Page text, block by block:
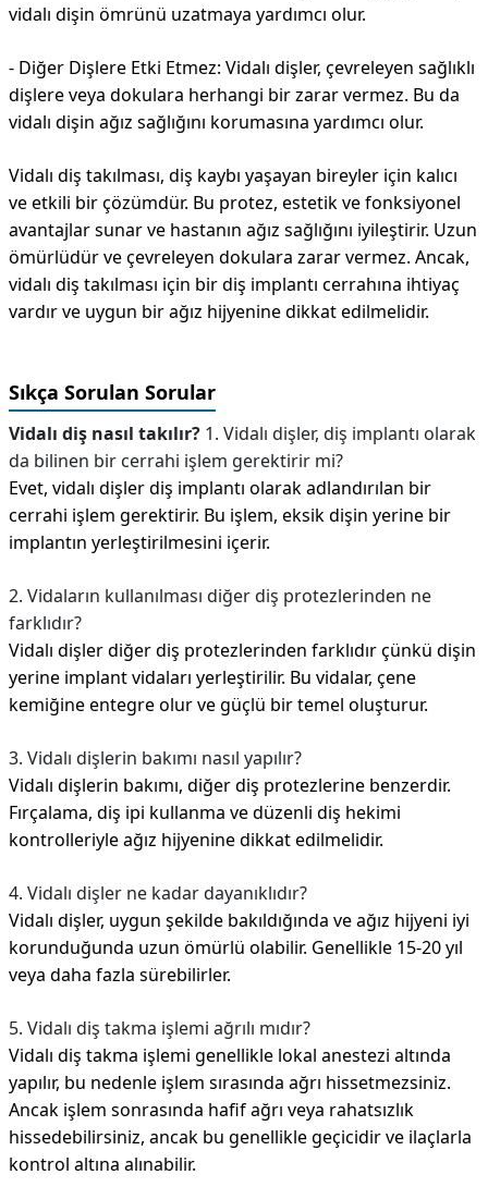
vidalı dişin ömrünü uzatmaya yardımcı olur.
- Diğer Dişlere Etki Etmez: Vidalı dişler, çevreleyen sağlıklı
dişlere veya dokulara herhangi bir zarar vermez. Bu da
vidalı dişin ağız sağlığını korumasına yardımcı olur.
Vidalı diş takılması, diş kaybı yaşayan bireyler için kalıcı
ve etkili bir çözümdür. Bu protez, estetik ve fonksiyonel
avantajlar sunar ve hastanın ağız sağlığını iyileştirir. Uzun
ömürlüdür ve çevreleyen dokulara zarar vermez. Ancak,
vidalı diş takılması için bir diş implantı cerrahına ihtiyaç
vardır ve uygun bir ağız hijyenine dikkat edilmelidir.
Sıkça Sorulan Sorular
Vidalı diş nasıl takılır? 1. Vidalı dişler, diş implantı olarak
da bilinen bir cerrahi işlem gerektirir mi?
Evet, vidalı dişler diş implantı olarak adlandırılan bir
cerrahi işlem gerektirir. Bu işlem, eksik dişin yerine bir
implantın yerleştirilmesini içerir.
2. Vidaların kullanılması diğer diş protezlerinden ne
farklıdır?
Vidalı dişler diğer diş protezlerinden farklıdır çünkü dişin
yerine implant vidaları yerleştirilir. Bu vidalar, çene
kemiğine entegre olur ve güçlü bir temel oluşturur.
3. Vidalı dişlerin bakımı nasıl yapılır?
Vidalı dişlerin bakımı, diğer diş protezlerine benzerdir.
Fırçalama, diş ipi kullanma ve düzenli diş hekimi
kontrolleriyle ağız hijyenine dikkat edilmelidir.
4. Vidalı dişler ne kadar dayanıklıdır?
Vidalı dişler, uygun şekilde bakıldığında ve ağız hijyeni iyi
korunduğunda uzun ömürlü olabilir. Genellikle 15-20 yıl
veya daha fazla sürebilirler.
5. Vidalı diş takma işlemi ağrılı mıdır?
Vidalı diş takma işlemi genellikle lokal anestezi altında
yapılır, bu nedenle işlem sırasında ağrı hissetmezsiniz.
Ancak işlem sonrasında hafif ağrı veya rahatsızlık
hissedebilirsiniz, ancak bu genellikle geçicidir ve ilaçlarla
kontrol altına alınabilir.